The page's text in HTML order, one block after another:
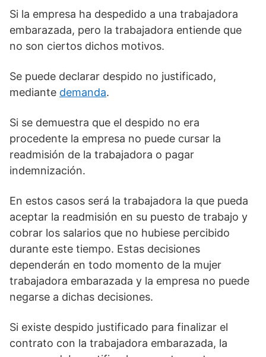
Si la empresa ha despedido a una trabajadora
embarazada, pero la trabajadora entiende que
no son ciertos dichos motivos.
Se puede declarar despido no justificado,
mediante demanda.
Si se demuestra que el despido no era
procedente la empresa no puede cursar la
readmisión de la trabajadora o pagar
indemnización.
En estos casos será la trabajadora la que pueda
aceptar la readmisión en su puesto de trabajo y
cobrar los salarios que no hubiese percibido
durante este tiempo. Estas decisiones
dependerán en todo momento de la mujer
trabajadora embarazada y la empresa no puede
negarse a dichas decisiones.
Si existe despido justificado para finalizar el
contrato con la trabajadora embarazada, la